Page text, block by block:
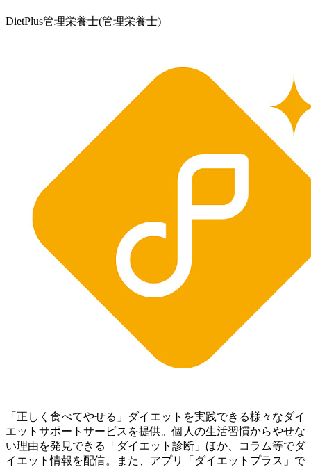
DietPlus管理栄養士(管理栄養士)
「正しく食べてやせる」ダイエットを実践できる様々なダイ
エットサポートサービスを提供。個人の生活習慣からやせな
い理由を発見できる「ダイエット診断」ほか、コラム等でダ
イエット情報を配信。 また、アプリ「ダイエットプラス」で